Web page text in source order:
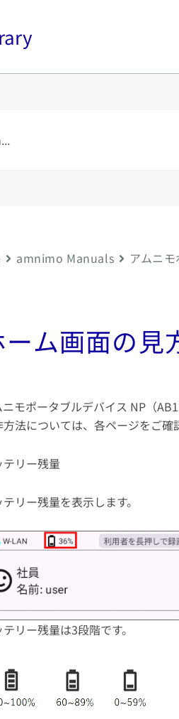
amnimo Manuals アムニ
ーム画面の見
ニモポータブルデバイス NP（
法については、各ページをご確
テリー残量
リー残量を表示します。
リー残量は3段階です。